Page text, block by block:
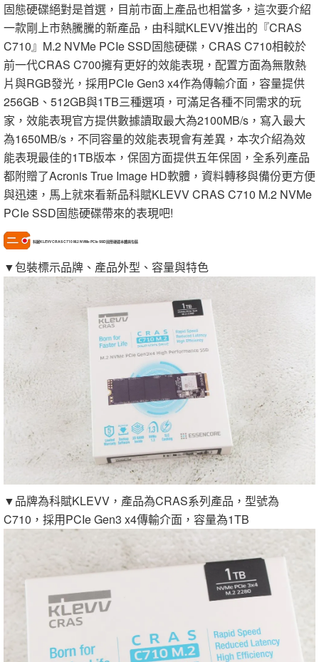
固態硬碟絕對是首選，目前市面上產品也相當多，這次要介紹
一款剛上市熱騰騰的新產品，由科賦KLEVV推出的『CRAS
C710』M.2 NVMe PCIe SSD固態硬碟，CRAS C710相較於
前一代CRAS C700擁有更好的效能表現，配置方面為無散熱
片與RGB發光，採用PCIe Gen3 x4作為傳輸介面，容量提供
256GB、512GB與1TB三種選項，可滿足各種不同需求的玩
家，效能表現官方提供數據讀取最大為2100MB/s，寫入最大
為1650MB/s，不同容量的效能表現會有差異，本次介紹為效
能表現最佳的1TB版本，保固方面提供五年保固，全系列產品
都附贈了Acronis True Image HD軟體，資料轉移與備份更方便
與迅速，馬上就來看新品科賦KLEVV CRAS C710 M.2 NVMe
PCIe SSD固態硬碟帶來的表現吧!
科賦KLEVV CRAS C710 M.2 NVMe PCIe SSD固態硬碟本體與包裝
▼包裝標示品牌、產品外型、容量與特色
▼品牌為科賦KLEVV，產品為CRAS系列產品，型號為
C710，採用PCIe Gen3 x4傳輸介面，容量為1TB